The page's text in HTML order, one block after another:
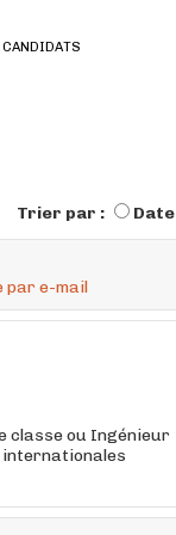
CANDIDATS
Trier par : Date
par e-mail
classe ou Ingénieur
internationales